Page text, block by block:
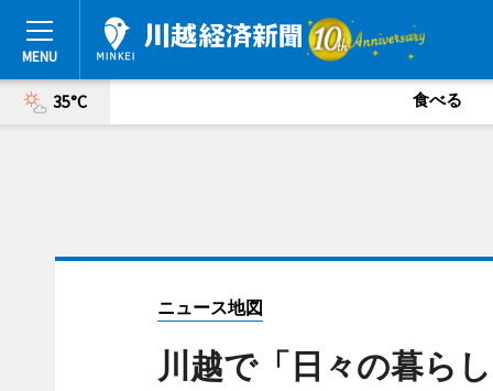
35°C 食べる
ニュース地図
川越で「日々の暮ら